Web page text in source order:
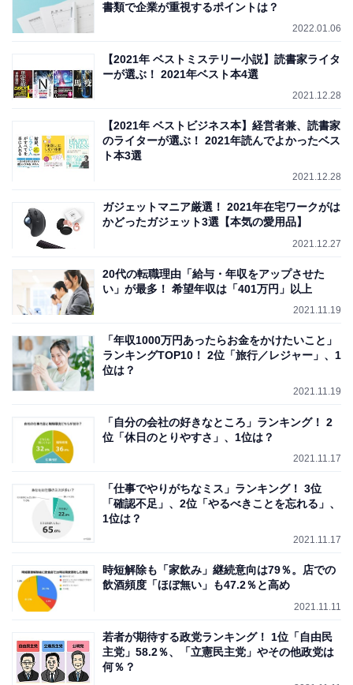
書類で企業が重視するポイントは？
2022.01.06
【2021年 ベストミステリー小説】読書家ライタ
ーが選ぶ！ 2021年ベスト本4選
2021.12.28
【2021年 ベストビジネス本】経営者兼、読書家
のライターが選ぶ！ 2021年読んでよかったベス
ト本3選
2021.12.28
ガジェットマニア厳選！ 2021年在宅ワークがは
かどったガジェット3選【本気の愛用品】
2021.12.27
20代の転職理由「給与・年収をアップさせた
い」が最多！ 希望年収は「401万円」以上
2021.11.19
「年収1000万円あったらお金をかけたいこと」
ランキングTOP10！ 2位「旅行／レジャー」、1
位は？
2021.11.19
「自分の会社の好きなところ」ランキング！ 2
位「休日のとりやすさ」、1位は？
2021.11.17
「仕事でやりがちなミス」ランキング！ 3位
「確認不足」、2位「やるべきことを忘れる」、
1位は？
2021.11.17
時短解除も「家飲み」継続意向は79％。店での
飲酒頻度「ほぼ無い」も47.2％と高め
2021.11.11
若者が期待する政党ランキング！ 1位「自由民
主党」58.2％、「立憲民主党」やその他政党は
何％？